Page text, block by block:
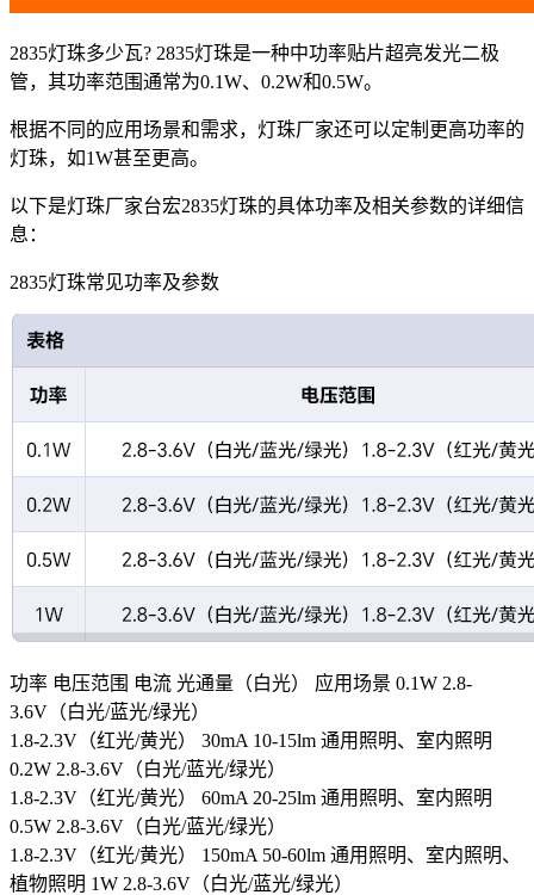
2835灯珠多少瓦? 2835灯珠是一种中功率贴片超亮发光二极
管，其功率范围通常为0.1W、0.2W和0.5W。
根据不同的应用场景和需求，灯珠厂家还可以定制更高功率的
灯珠，如1W甚至更高。
以下是灯珠厂家台宏2835灯珠的具体功率及相关参数的详细信
息：
2835灯珠常见功率及参数
功率 电压范围 电流 光通量（白光） 应用场景 0.1W 2.8-
3.6V（白光/蓝光/绿光）
1.8-2.3V（红光/黄光） 30mA 10-15lm 通用照明、室内照明
0.2W 2.8-3.6V（白光/蓝光/绿光）
1.8-2.3V（红光/黄光） 60mA 20-25lm 通用照明、室内照明
0.5W 2.8-3.6V（白光/蓝光/绿光）
1.8-2.3V（红光/黄光） 150mA 50-60lm 通用照明、室内照明、
植物照明 1W 2.8-3.6V（白光/蓝光/绿光）